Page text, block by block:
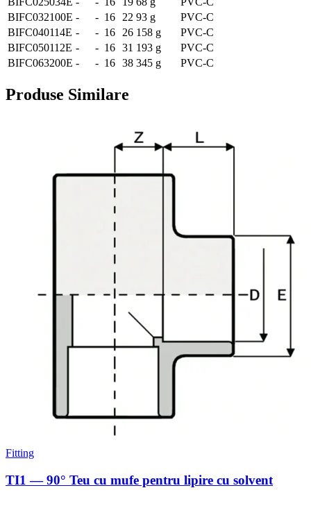
BIFC032100E - - 16 22 93 g
PVC-C
BIFC040114E - - 16 26 158 g
PVC-C
BIFC050112E - - 16 31 193 g
PVC-C
BIFC063200E - - 16 38 345 g PVC-C
Produse Similare
Fitting
TI1 — 90° Teu cu mufe pentru lipire cu solvent